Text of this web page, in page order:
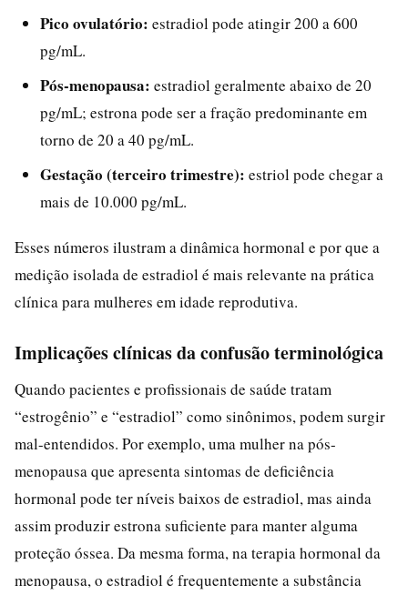
Pico ovulatório: estradiol pode atingir 200 a 600
pg/mL.
Pós-menopausa: estradiol geralmente abaixo de 20
pg/mL; estrona pode ser a fração predominante em
torno de 20 a 40 pg/mL.
Gestação (terceiro trimestre): estriol pode chegar a
mais de 10.000 pg/mL.
Esses números ilustram a dinâmica hormonal e por que a
medição isolada de estradiol é mais relevante na prática
clínica para mulheres em idade reprodutiva.
Implicações clínicas da confusão terminológica
Quando pacientes e profissionais de saúde tratam
“estrogênio” e “estradiol” como sinônimos, podem surgir
mal-entendidos. Por exemplo, uma mulher na pós-
menopausa que apresenta sintomas de deficiência
hormonal pode ter níveis baixos de estradiol, mas ainda
assim produzir estrona suficiente para manter alguma
proteção óssea. Da mesma forma, na terapia hormonal da
menopausa, o estradiol é frequentemente a substância